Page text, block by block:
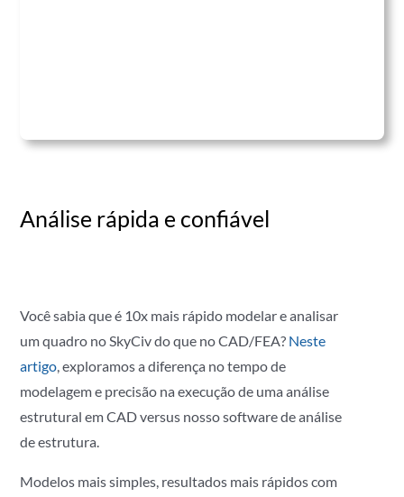
Análise rápida e confiável
Você sabia que é 10x mais rápido modelar e analisar
um quadro no SkyCiv do que no CAD/FEA? Neste
artigo, exploramos a diferença no tempo de
modelagem e precisão na execução de uma análise
estrutural em CAD versus nosso software de análise
de estrutura.
Modelos mais simples, resultados mais rápidos com